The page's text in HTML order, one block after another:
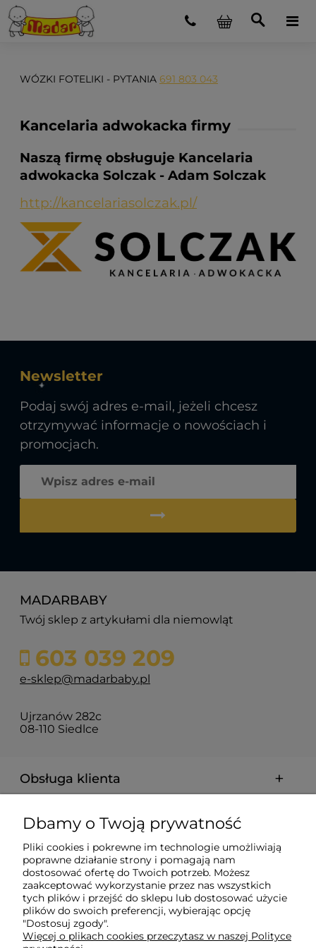
WÓZKI FOTELIKI - PYTANIA 691 803 043
Kancelaria adwokacka firmy
Naszą firmę obsługuje Kancelaria
adwokacka Solczak - Adam Solczak
http://kancelariasolczak.pl/
Newsletter
Podaj swój adres e-mail, jeżeli chcesz
otrzymywać informacje o nowościach i
promocjach.
MADARBABY
Twój sklep z artykułami dla niemowląt
603 039 209
e-sklep@madarbaby.pl
Ujrzanów 282c
08-110 Siedlce
Obsługa klienta
Pomoc
Płatności i dostawa
Informacje
O nas
Dbamy o Twoją prywatność
Pliki cookies i pokrewne im technologie umożliwiają
poprawne działanie strony i pomagają nam
dostosować ofertę do Twoich potrzeb. Możesz
zaakceptować wykorzystanie przez nas wszystkich
tych plików i przejść do sklepu lub dostosować użycie
plików do swoich preferencji, wybierając opcję
"Dostosuj zgody".
Więcej o plikach cookies przeczytasz w naszej Polityce